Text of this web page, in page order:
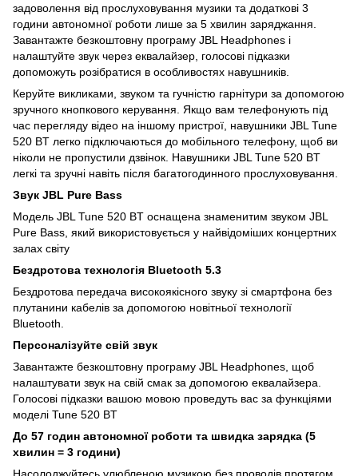
задоволення від прослуховування музики та додаткові 3
години автономної роботи лише за 5 хвилин заряджання.
Завантажте безкоштовну програму JBL Headphones і
налаштуйте звук через еквалайзер, голосові підказки
допоможуть розібратися в особливостях навушників.
Керуйте викликами, звуком та гучністю гарнітури за допомогою
зручного кнопкового керування. Якщо вам телефонують під
час перегляду відео на іншому пристрої, навушники JBL Tune
520 BT легко підключаються до мобільного телефону, щоб ви
ніколи не пропустили дзвінок. Навушники JBL Tune 520 BT
легкі та зручні навіть після багатогодинного прослуховування.
Звук JBL Pure Bass
Модель JBL Tune 520 BT оснащена знаменитим звуком JBL
Pure Bass, який використовується у найвідоміших концертних
залах світу
Бездротова технологія Bluetooth 5.3
Бездротова передача високоякісного звуку зі смартфона без
плутанини кабелів за допомогою новітньої технології
Bluetooth.
Персоналізуйте свій звук
Завантажте безкоштовну програму JBL Headphones, щоб
налаштувати звук на свій смак за допомогою еквалайзера.
Голосові підказки вашою мовою проведуть вас за функціями
моделі Tune 520 BT
До 57 годин автономної роботи та швидка зарядка (5
хвилин = 3 години)
Насолоджуйтесь улюбленою музикою без проводів протягом